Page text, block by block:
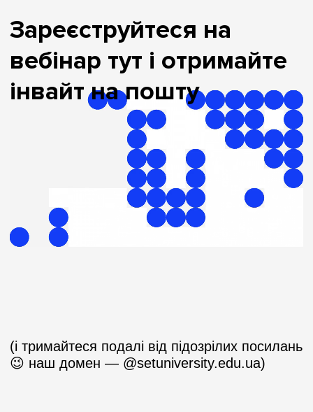
Зареєструйтеся на
вебінар тут і отримайте
інвайт на пошту
(і тримайтеся подалі від підозрілих посилань
😉 наш домен — @setuniversity.edu.ua)